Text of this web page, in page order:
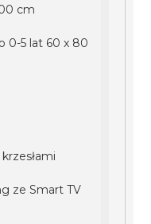
cm
0-5 lat 60 x 80
ze Smart TV